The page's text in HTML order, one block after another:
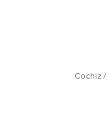
Cochiz/